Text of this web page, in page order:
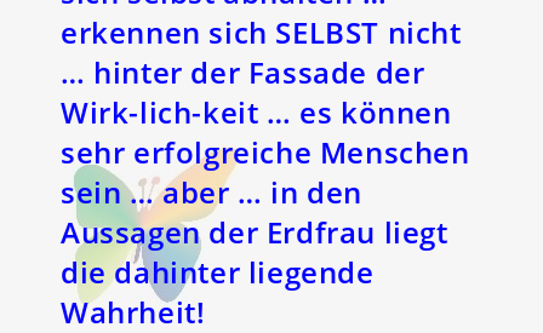
erkennen sich SELBST nicht
… hinter der Fassade der
Wirk-lich-keit … es können
sehr erfolgreiche Menschen
sein … aber … in den
Aussagen der Erdfrau liegt
die dahinter liegende
Wahrheit!